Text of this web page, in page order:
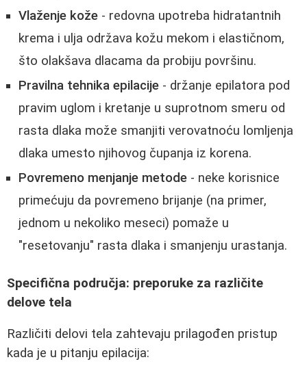
Vlaženje kože - redovna upotreba hidratantnih
krema i ulja održava kožu mekom i elastičnom,
što olakšava dlacama da probiju površinu.
Pravilna tehnika epilacije - držanje epilatora pod
pravim uglom i kretanje u suprotnom smeru od
rasta dlaka može smanjiti verovatnoću lomljenja
dlaka umesto njihovog čupanja iz korena.
Povremeno menjanje metode - neke korisnice
primećuju da povremeno brijanje (na primer,
jednom u nekoliko meseci) pomaže u
"resetovanju" rasta dlaka i smanjenju urastanja.
Specifična područja: preporuke za različite
delove tela
Različiti delovi tela zahtevaju prilagođen pristup
kada je u pitanju epilacija: